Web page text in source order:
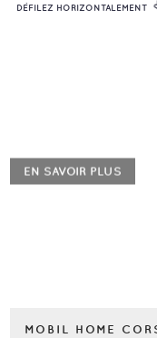
DÉFILEZ HORIZONTALEMENT
EN SAVOIR PLUS
MOBIL HOME